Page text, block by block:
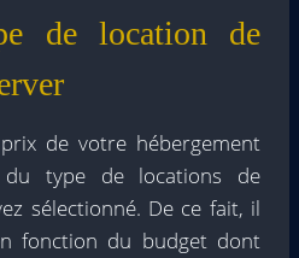
de location de
de votre hébergement
du type de locations de
sélectionné. De ce fait, il
fonction du budget dont